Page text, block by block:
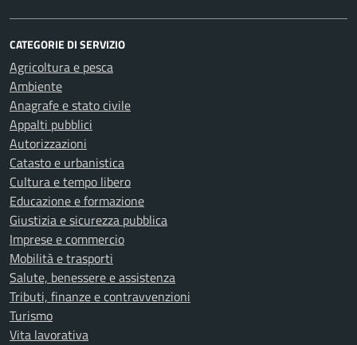
CATEGORIE DI SERVIZIO
Agricoltura e pesca
Ambiente
Anagrafe e stato civile
Appalti pubblici
Autorizzazioni
Catasto e urbanistica
Cultura e tempo libero
Educazione e formazione
Giustizia e sicurezza pubblica
Imprese e commercio
Mobilità e trasporti
Salute, benessere e assistenza
Tributi, finanze e contravvenzioni
Turismo
Vita lavorativa